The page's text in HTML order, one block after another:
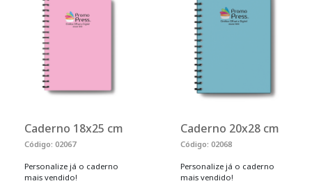
Caderno 18x25 cm
Código: 02067
Personalize já o caderno
mais vendido!
Caderno 20x28 cm
Código: 02068
Personalize já o caderno
mais vendido!